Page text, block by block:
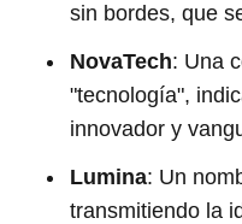
sin bordes, que
NovaTech: Una
"tecnología",
innovador y
Lumina: Un
transmitiendo la